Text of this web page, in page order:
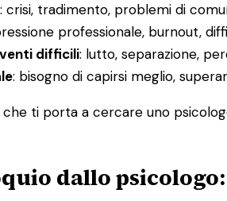
: crisi, tradimento, problemi di
professionale, burnout,
difficili: lutto, separazione,
: bisogno di capirsi meglio,
che ti porta a cercare uno
dallo psicologo: